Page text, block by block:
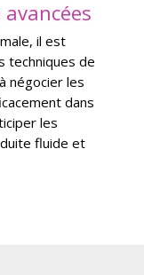
il est
techniques de
négocier les
dans
les
fluide et